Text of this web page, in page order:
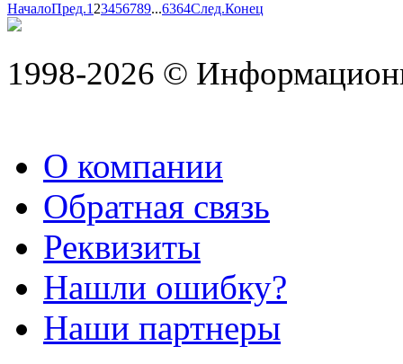
НачалоПред.1 23456789...6364След.Конец
1998-2026 ©
О компании
Обратная связь
Реквизиты
Нашли ошибку?
Наши партнеры